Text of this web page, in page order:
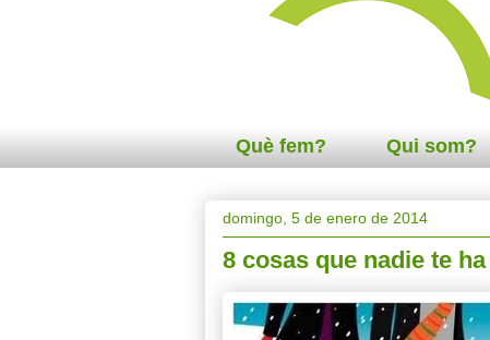
Què fem? Qui som?
domingo, 5 de enero de 2014
8 cosas que nadie te